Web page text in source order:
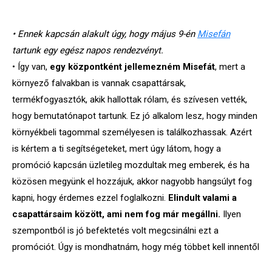
• Ennek kapcsán alakult úgy, hogy május 9-én Misefán
tartunk egy egész napos rendezvényt.
• Így van, egy központként jellemezném Misefát, mert a
környező falvakban is vannak csapattársak,
termékfogyasztók, akik hallottak rólam, és szívesen vették,
hogy bemutatónapot tartunk. Ez jó alkalom lesz, hogy minden
környékbeli tagommal személyesen is találkozhassak. Azért
is kértem a ti segítségeteket, mert úgy látom, hogy a
promóció kapcsán üzletileg mozdultak meg emberek, és ha
közösen megyünk el hozzájuk, akkor nagyobb hangsúlyt fog
kapni, hogy érdemes ezzel foglalkozni. Elindult valami a
csapattársaim között, ami nem fog már megállni. Ilyen
szempontból is jó befektetés volt megcsinálni ezt a
promóciót. Úgy is mondhatnám, hogy még többet kell innentől